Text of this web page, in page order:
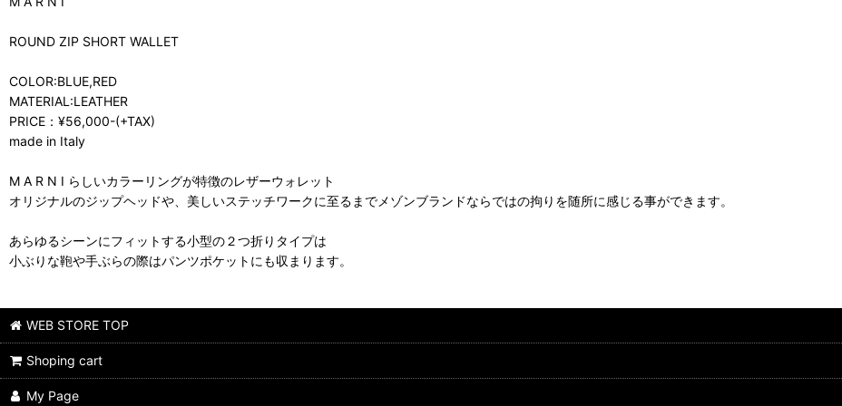
ROUND ZIP SHORT WALLET
COLOR:BLUE,RED
MATERIAL:LEATHER
PRICE：¥56,000-(+TAX)
made in Italy
M A R N I らしいカラーリングが特徴のレザーウォレット
オリジナルのジップヘッドや、美しいステッチワークに至るまでメゾンブランドならではの拘りを随所に感じる事ができます。
あらゆるシーンにフィットする小型の２つ折りタイプは
小ぶりな鞄や手ぶらの際はパンツポケットにも収まります。
WEB STORE TOP
Shoping cart
My Page